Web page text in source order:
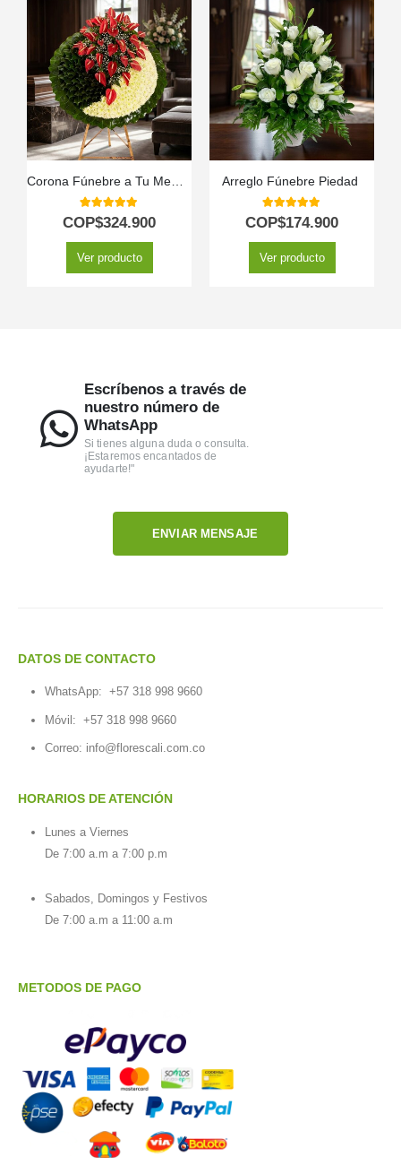
Corona Fúnebre a Tu Memoria
5.00out of 5
COP$324.900
Ver producto
Arreglo Fúnebre Piedad ️
5.00out of 5
COP$174.900
Ver producto
Escríbenos a través de
nuestro número de
WhatsApp
Si tienes alguna duda o consulta.
¡Estaremos encantados de
ayudarte!"
ENVIAR MENSAJE
DATOS DE CONTACTO
WhatsApp: +57 318 998 9660
Móvil: +57 318 998 9660
Correo: info@florescali.com.co
HORARIOS DE ATENCIÓN
Lunes a Viernes
De 7:00 a.m a 7:00 p.m
Sabados, Domingos y Festivos
De 7:00 a.m a 11:00 a.m
METODOS DE PAGO